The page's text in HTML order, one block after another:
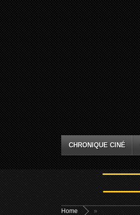
CHRONIQUE CINÉ
Home »